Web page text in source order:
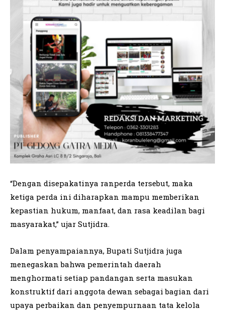
“Dengan disepakatinya ranperda tersebut, maka
ketiga perda ini diharapkan mampu memberikan
kepastian hukum, manfaat, dan rasa keadilan bagi
masyarakat,” ujar Sutjidra.
Dalam penyampaiannya, Bupati Sutjidra juga
menegaskan bahwa pemerintah daerah
menghormati setiap pandangan serta masukan
konstruktif dari anggota dewan sebagai bagian dari
upaya perbaikan dan penyempurnaan tata kelola